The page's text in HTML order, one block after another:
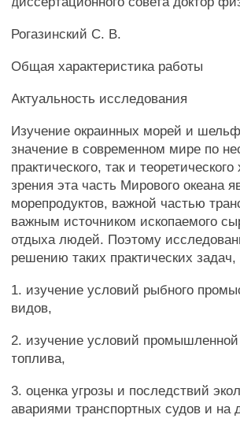
Рогазинский С. В.
Общая характеристика работы
Актуальность исследования
Изучение окраинных морей и
значение в современном мире по
практического, так и
зрения эта часть Мирового океана
морепродуктов, важной частью
важным источником ископаемого
отдыха людей. Поэтому
решению таких практических задач,
1. изучение условий рыбного
видов,
2. изучение условий
топлива,
3. оценка угрозы и последствий
авариями транспортных судов и